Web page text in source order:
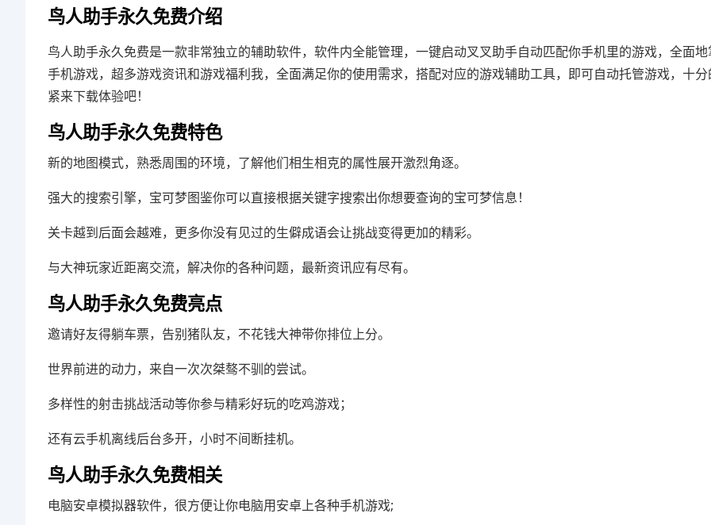
鸟人助手永久免费介绍
鸟人助手永久免费是一款非常独立的辅助软件，软件内全能管理，一键启动叉叉助手自动匹配你手机里的游戏，全面
手机游戏，超多游戏资讯和游戏福利我，全面满足你的使用需求，搭配对应的游戏辅助工具，即可自动托管游戏，十
紧来下载体验吧！
鸟人助手永久免费特色
新的地图模式，熟悉周围的环境，了解他们相生相克的属性展开激烈角逐。
强大的搜索引擎，宝可梦图鉴你可以直接根据关键字搜索出你想要查询的宝可梦信息！
关卡越到后面会越难，更多你没有见过的生僻成语会让挑战变得更加的精彩。
与大神玩家近距离交流，解决你的各种问题，最新资讯应有尽有。
鸟人助手永久免费亮点
邀请好友得躺车票，告别猪队友，不花钱大神带你排位上分。
世界前进的动力，来自一次次桀骜不驯的尝试。
多样性的射击挑战活动等你参与精彩好玩的吃鸡游戏；
还有云手机离线后台多开，小时不间断挂机。
鸟人助手永久免费相关
电脑安卓模拟器软件，很方便让你电脑用安卓上各种手机游戏;